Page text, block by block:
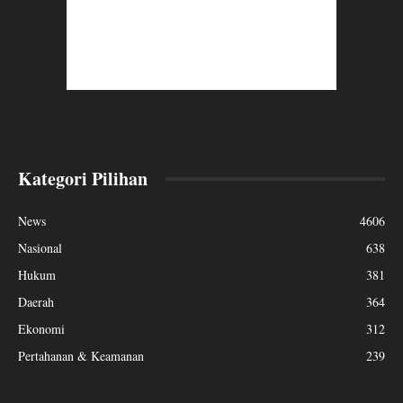
Kategori Pilihan
News
4606
Nasional
638
Hukum
381
Daerah
364
Ekonomi
312
Pertahanan & Keamanan
239